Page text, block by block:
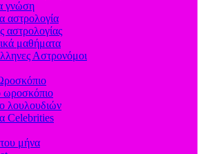
γνώση
αστρολογία
αστρολογίας
μαθήματα
Αστρονόμοι
ωροσκόπιο
λουλουδιών
Celebrities
μήνα